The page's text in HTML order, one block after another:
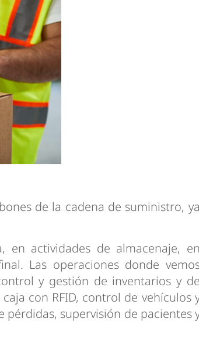
de la cadena de suministro, ya
en actividades de almacenaje, en
Las operaciones donde
y gestión de inventarios y de
con RFID, control de vehículos
supervisión de pacientes